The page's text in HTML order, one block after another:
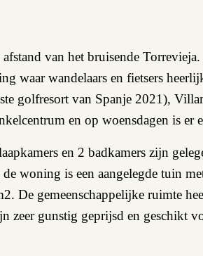
van het bruisende
waar wandelaars en fietsers
golfresort van Spanje 2021),
en op woensdagen is er
en 2 badkamers zijn
woning is een aangelegde tuin
De gemeenschappelijke ruimte
zeer gunstig geprijsd en geschikt